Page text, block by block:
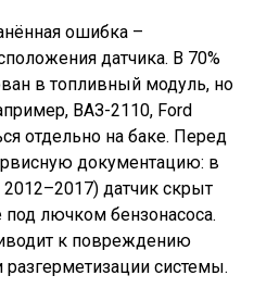
ошибка –
датчика. В 70%
в топливный модуль, но
ВАЗ-2110, Ford
отдельно на баке. Перед
документацию: в
2012–2017) датчик скрыт
лючком бензонасоса.
к повреждению
системы.